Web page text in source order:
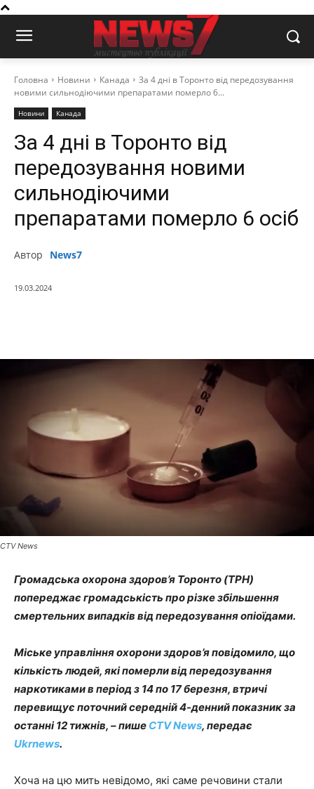
Головна Новини Канада
За 4 дні в Торонто від передозування
новими сильнодіючими препаратами померло 6...
Новини Канада
За 4 дні в Торонто від
передозування новими
сильнодіючими
препаратами померло 6 осіб
Автор News7
19.03.2024
CTV News
Громадська охорона здоров’я Торонто (TPH)
попереджає громадськість про різке збільшення
смертельних випадків від передозування опіоїдами.
Міське управління охорони здоров’я повідомило, що
кількість людей, які померли від передозування
наркотиками в період з 14 по 17 березня, втричі
перевищує поточний середній 4-денний показник за
останні 12 тижнів, – пише CTV News, передає
Ukrnews.
Хоча на цю мить невідомо, які саме речовини стали